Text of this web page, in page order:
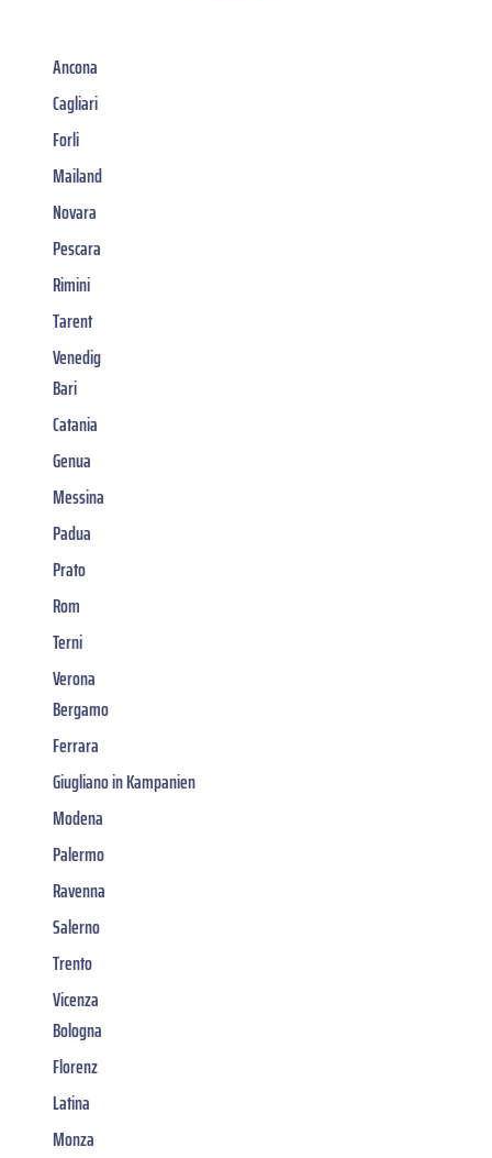
Ancona
Cagliari
Forli
Mailand
Novara
Pescara
Rimini
Tarent
Venedig
Bari
Catania
Genua
Messina
Padua
Prato
Rom
Terni
Verona
Bergamo
Ferrara
Giugliano in Kampanien
Modena
Palermo
Ravenna
Salerno
Trento
Vicenza
Bologna
Florenz
Latina
Monza